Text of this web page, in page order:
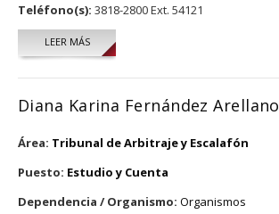
Teléfono(s): 3818-2800 Ext. 54121
LEER MÁSSOBRE MARLEN MADRIGAL MALDONADO
Diana Karina Fernández Arellano
Área: Tribunal de Arbitraje y Escalafón
Puesto: Estudio y Cuenta
Dependencia / Organismo: Organismos